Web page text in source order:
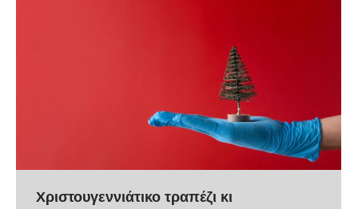
Χριστουγεννιάτικο τραπέζι κι